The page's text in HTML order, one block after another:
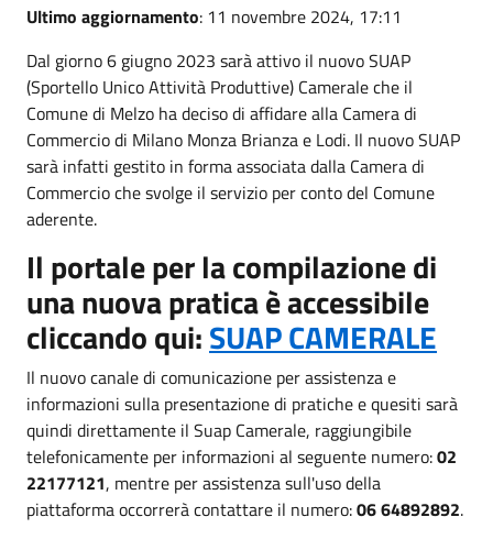
Ultimo aggiornamento: 11 novembre 2024, 17:11
Dal giorno 6 giugno 2023 sarà attivo il nuovo SUAP
(Sportello Unico Attività Produttive) Camerale che il
Comune di Melzo ha deciso di affidare alla Camera di
Commercio di Milano Monza Brianza e Lodi. Il nuovo SUAP
sarà infatti gestito in forma associata dalla Camera di
Commercio che svolge il servizio per conto del Comune
aderente.
Il portale per la compilazione di
una nuova pratica è accessibile
cliccando qui:SUAP CAMERALE
Il nuovo canale di comunicazione per assistenza e
informazioni sulla presentazione di pratiche e quesiti sarà
quindi direttamente il Suap Camerale, raggiungibile
telefonicamente per informazioni al seguente numero:02
22177121, mentre perassistenza sull'uso della
piattaforma occorrerà contattare il numero:06 64892892.